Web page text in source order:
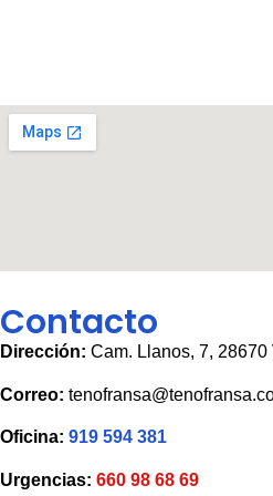
Contacto
Dirección: Cam. Llanos, 7,
Correo:
Oficina: 919 594 381
Urgencias: 660 98 68 69